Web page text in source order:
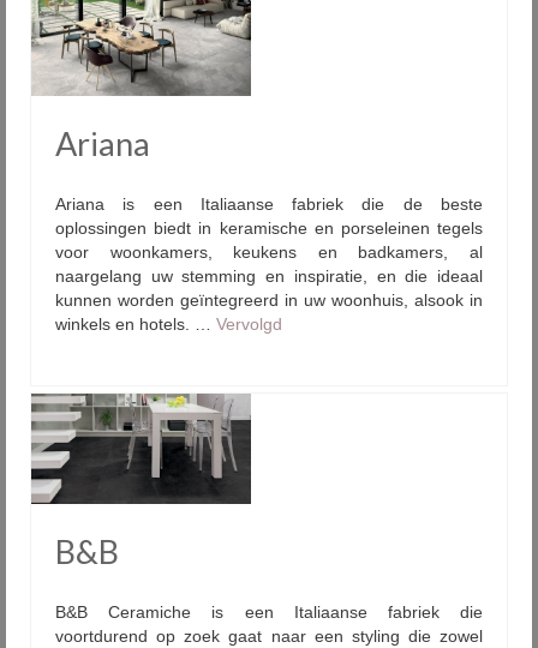
Ariana
Ariana is een Italiaanse fabriek die de beste
oplossingen biedt in keramische en porseleinen tegels
voor woonkamers, keukens en badkamers, al
naargelang uw stemming en inspiratie, en die ideaal
kunnen worden geïntegreerd in uw woonhuis, alsook in
winkels en hotels. … Vervolgd
B&B
B&B Ceramiche is een Italiaanse fabriek die
voortdurend op zoek gaat naar een styling die zowel